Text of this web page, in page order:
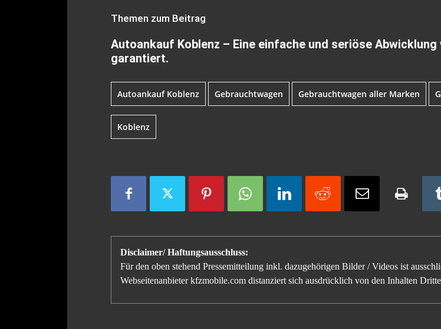
Themen zum Beitrag
Autoankauf Koblenz – Eine einfache und seriöse
garantiert.
Autoankauf Koblenz Gebrauchtwagen Gebrauchtwagen aller Marken
Koblenz
Disclaimer/ Haftungsausschluss:
Für den oben stehend Pressemitteilung inkl. dazugehörigen Bilder / Videos ist
Webseitenanbieter kfzmobile.com distanziert sich ausdrücklich von den Inhalten